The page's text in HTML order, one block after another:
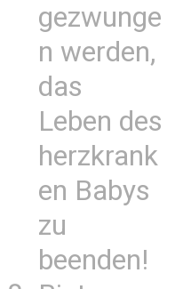
gezwunge
n werden,
das
Leben des
herzkrank
en Babys
zu
beenden!